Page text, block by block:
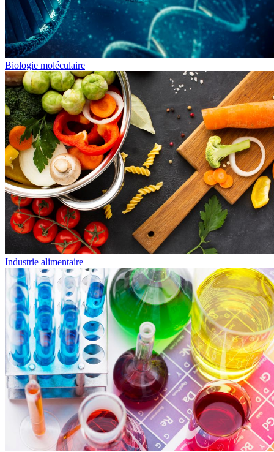
Biologie moléculaire
Industrie alimentaire